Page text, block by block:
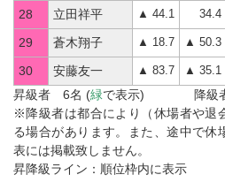
28 立田祥平 ▲ 44.1 34.4
29 蒼木翔子 ▲ 18.7 ▲ 50.3
30 安藤友一 ▲ 83.7 ▲ 35.1
昇級者 6名 (緑で表示) 降級
※降級者は都合により（休場者や退
る場合があります。また、途中で休
表には掲載致しません。
昇降級ライン：順位枠内に表示